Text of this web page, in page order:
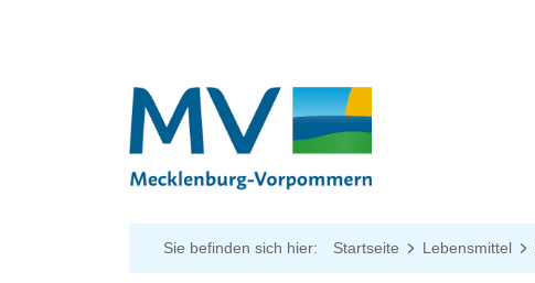
Sie befinden sich hier: Startseite Lebensmittel